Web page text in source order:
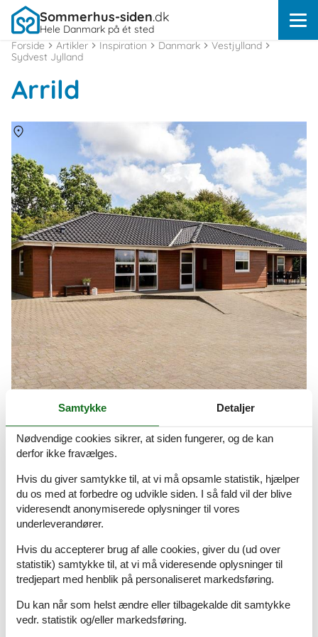
Sommerhus-siden.dk
Hele Danmark på ét sted
Forside
Artikler Inspiration Danmark
Vestjylland
Sydvest Jylland
Arrild
handicapvenlig sommerhus arrild
Se et stort udvalg af handicapvenlige sommerhuse
Artikeltyper
Alle
Inspiration
Geografier
Alle
Danmark
Vestjylland
Sydvest Jylland
Samtykke Detaljer
Nødvendige cookies sikrer, at siden fungerer, og de kan
derfor ikke fravælges.
Hvis du giver samtykke til, at vi må opsamle statistik, hjælper
du os med at forbedre og udvikle siden. I så fald vil der blive
videresendt anonymiserede oplysninger til vores
underleverandører.
Hvis du accepterer brug af alle cookies, giver du (ud over
statistik) samtykke til, at vi må videresende oplysninger til
tredjepart med henblik på personaliseret markedsføring.
Du kan når som helst ændre eller tilbagekalde dit samtykke
vedr. statistik og/eller markedsføring.